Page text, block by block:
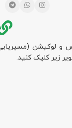
و لوکیشن
زیر کلیک کنید.